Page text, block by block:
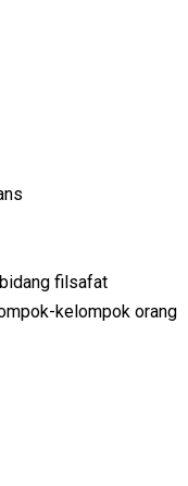
filsafat
kelompok orang